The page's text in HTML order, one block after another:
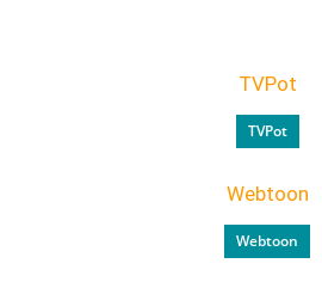
TVPot
TVPot
Webtoon
Webtoon